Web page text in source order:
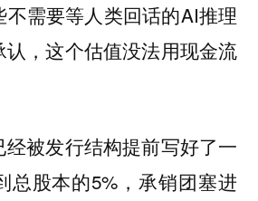
需要等人类回话的AI推理
，这个估值没法用现金流
被发行结构提前写好了一
总股本的5%，承销团塞进